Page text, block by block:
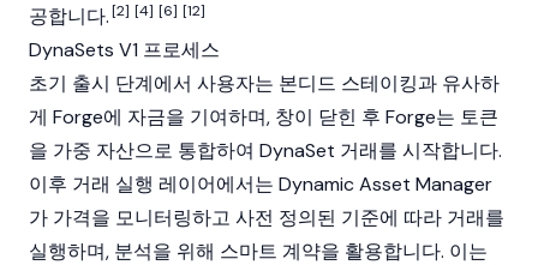
공합니다.[2] [4] [6] [12]
DynaSets V1 프로세스
초기 출시 단계에서 사용자는 본디드 스테이킹과 유사하
게 Forge에 자금을 기여하며, 창이 닫힌 후 Forge는 토큰
을 가중 자산으로 통합하여 DynaSet 거래를 시작합니다.
이후 거래 실행 레이어에서는 Dynamic Asset Manager
가 가격을 모니터링하고 사전 정의된 기준에 따라 거래를
실행하며, 분석을 위해 스마트 계약을 활용합니다. 이는